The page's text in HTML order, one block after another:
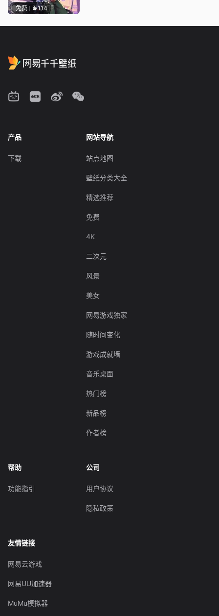
免费 114
产品
下载
网站导航
站点地图
壁纸分类大全
精选推荐
免费
4K
二次元
风景
美女
网易游戏独家
随时间变化
游戏成就墙
音乐桌面
热门榜
新品榜
作者榜
帮助
功能指引
公司
用户协议
隐私政策
友情链接
网易云游戏
网易UU加速器
MuMu模拟器